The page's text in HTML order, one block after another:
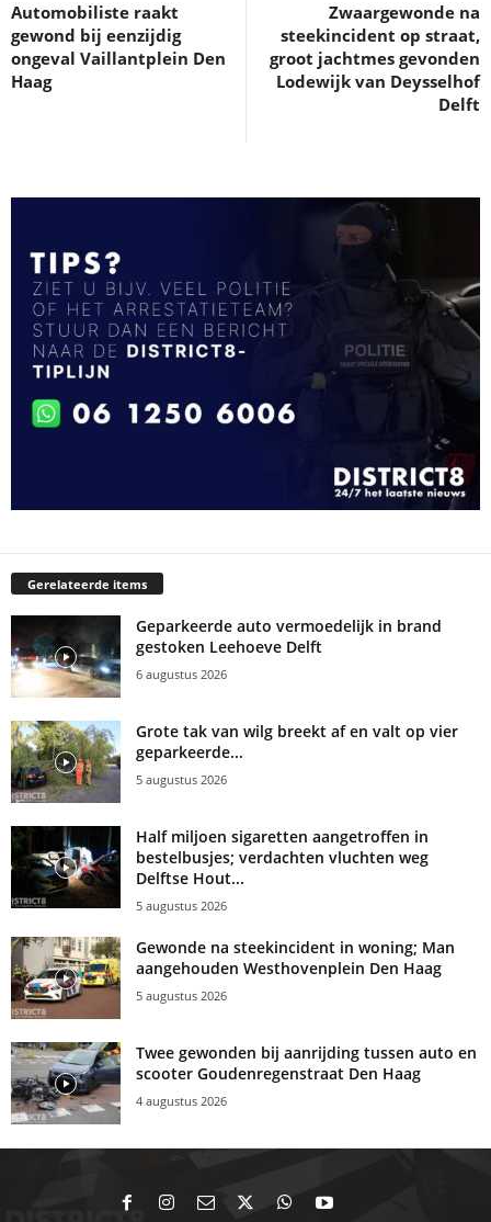
Automobiliste raakt
gewond bij eenzijdig
ongeval Vaillantplein Den
Haag
Zwaargewonde na
steekincident op straat,
groot jachtmes gevonden
Lodewijk van Deysselhof
Delft
Gerelateerde items
Geparkeerde auto vermoedelijk in brand
gestoken Leehoeve Delft
6 augustus 2026
Grote tak van wilg breekt af en valt op vier
geparkeerde...
5 augustus 2026
Half miljoen sigaretten aangetroffen in
bestelbusjes; verdachten vluchten weg
Delftse Hout...
5 augustus 2026
Gewonde na steekincident in woning; Man
aangehouden Westhovenplein Den Haag
5 augustus 2026
Twee gewonden bij aanrijding tussen auto en
scooter Goudenregenstraat Den Haag
4 augustus 2026